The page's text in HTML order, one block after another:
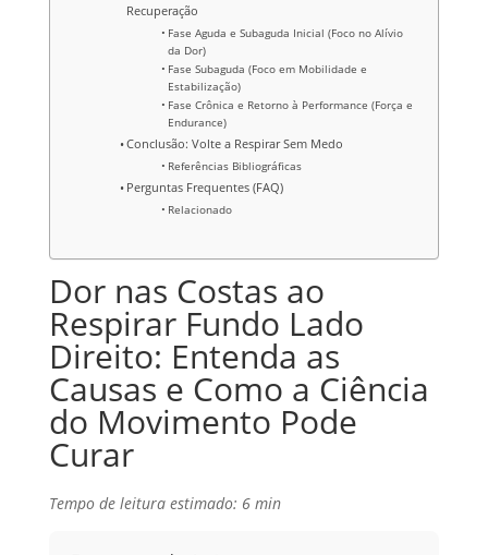
Recuperação
Fase Aguda e Subaguda Inicial (Foco no Alívio
da Dor)
Fase Subaguda (Foco em Mobilidade e
Estabilização)
Fase Crônica e Retorno à Performance (Força e
Endurance)
Conclusão: Volte a Respirar Sem Medo
Referências Bibliográficas
Perguntas Frequentes (FAQ)
Relacionado
Dor nas Costas ao
Respirar Fundo Lado
Direito: Entenda as
Causas e Como a Ciência
do Movimento Pode
Curar
Tempo de leitura estimado: 6 min